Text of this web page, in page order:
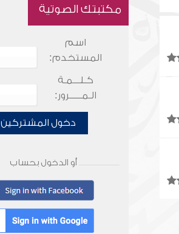
مكتبتك الصوتية
اسم
المستخدم:
كـلـــمـة
الـمـــــرور:
دخول المشتركين
أو الدخول بحساب